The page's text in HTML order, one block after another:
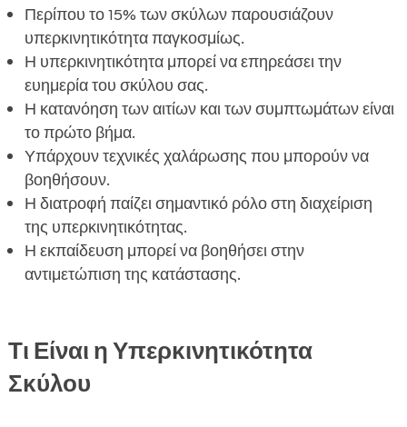
Περίπου το 15% των σκύλων παρουσιάζουν
υπερκινητικότητα παγκοσμίως.
Η υπερκινητικότητα μπορεί να επηρεάσει την
ευημερία του σκύλου σας.
Η κατανόηση των αιτίων και των συμπτωμάτων είναι
το πρώτο βήμα.
Υπάρχουν τεχνικές χαλάρωσης που μπορούν να
βοηθήσουν.
Η διατροφή παίζει σημαντικό ρόλο στη διαχείριση
της υπερκινητικότητας.
Η εκπαίδευση μπορεί να βοηθήσει στην
αντιμετώπιση της κατάστασης.
Τι Είναι η Υπερκινητικότητα
Σκύλου